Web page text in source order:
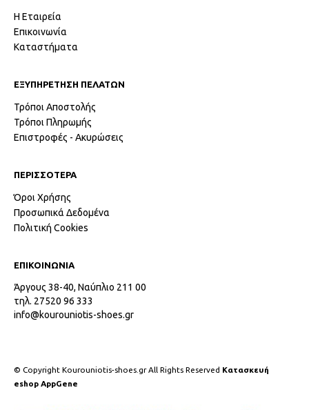
Η Εταιρεία
Επικοινωνία
Καταστήματα
ΕΞΥΠΗΡΕΤΗΣΗ ΠΕΛΑΤΩΝ
Τρόποι Αποστολής
Τρόποι Πληρωμής
Επιστροφές - Ακυρώσεις
ΠΕΡΙΣΣΟΤΕΡΑ
Όροι Χρήσης
Προσωπικά Δεδομένα
Πολιτική Cookies
ΕΠΙΚΟΙΝΩΝΙΑ
Άργους 38-40, Ναύπλιο 211 00
τηλ. 27520 96 333
info@kourouniotis-shoes.gr
© Copyright Kourouniotis-shoes.gr All Rights Reserved Κατασκευή
eshop AppGene